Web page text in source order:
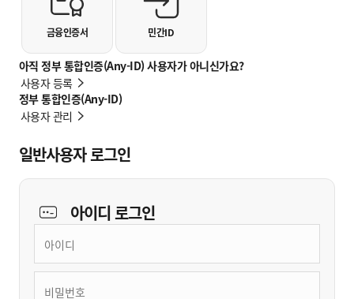
아직 정부 통합인증(Any-ID) 사용자가 아니신가요?
사용자 등록
정부 통합인증(Any-ID)
사용자 관리
금융인증서 민간ID
일반사용자 로그인
아이디로그인